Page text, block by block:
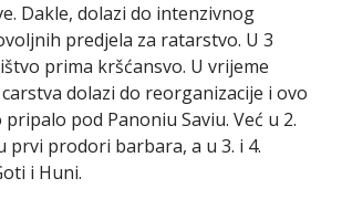
Dakle, dolazi do intenzivnog
predjela za ratarstvo. U 3
prima kršćansvo. U vrijeme
dolazi do reorganizacije i ovo
pod Panoniu Saviu. Već u 2.
prvi prodori barbara, a u 3. i 4.
i Huni.